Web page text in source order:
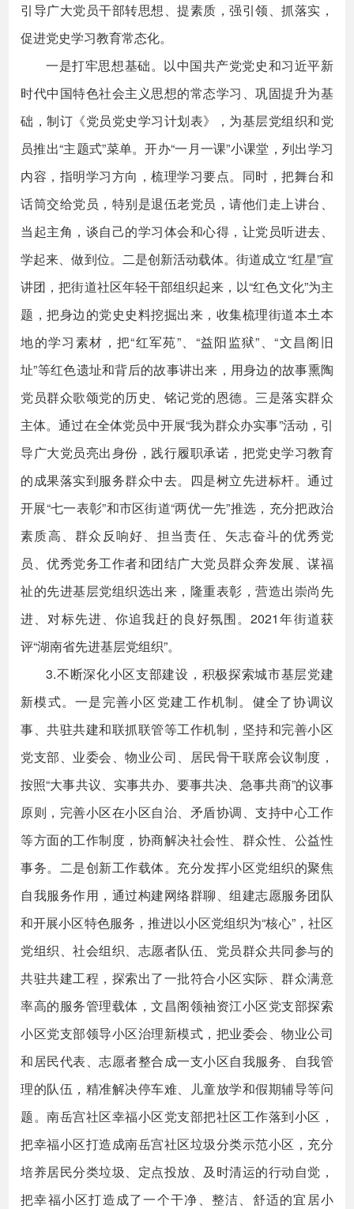
引导广大党员干部转思想、提素质，强引领、抓落实，
促进党史学习教育常态化。
一是打牢思想基础。以中国共产党党史和习近平新
时代中国特色社会主义思想的常态学习、巩固提升为基
础，制订《党员党史学习计划表》，为基层党组织和党
员推出“主题式”菜单。开办“一月一课”小课堂，列出学习
内容，指明学习方向，梳理学习要点。同时，把舞台和
话筒交给党员，特别是退伍老党员，请他们走上讲台、
当起主角，谈自己的学习体会和心得，让党员听进去、
学起来、做到位。二是创新活动载体。街道成立“红星”宣
讲团，把街道社区年轻干部组织起来，以“红色文化”为主
题，把身边的党史史料挖掘出来，收集梳理街道本土本
地的学习素材，把“红军苑”、“益阳监狱”、“文昌阁旧
址”等红色遗址和背后的故事讲出来，用身边的故事熏陶
党员群众歌颂党的历史、铭记党的恩德。三是落实群众
主体。通过在全体党员中开展“我为群众办实事”活动，引
导广大党员亮出身份，践行履职承诺，把党史学习教育
的成果落实到服务群众中去。四是树立先进标杆。通过
开展“七一表彰”和市区街道“两优一先”推选，充分把政治
素质高、群众反响好、担当责任、矢志奋斗的优秀党
员、优秀党务工作者和团结广大党员群众奔发展、谋福
祉的先进基层党组织选出来，隆重表彰，营造出崇尚先
进、对标先进、你追我赶的良好氛围。2021年街道获
评“湖南省先进基层党组织”。
3.不断深化小区支部建设，积极探索城市基层党建
新模式。一是完善小区党建工作机制。健全了协调议
事、共驻共建和联抓联管等工作机制，坚持和完善小区
党支部、业委会、物业公司、居民骨干联席会议制度，
按照“大事共议、实事共办、要事共决、急事共商”的议事
原则，完善小区在小区自治、矛盾协调、支持中心工作
等方面的工作制度，协商解决社会性、群众性、公益性
事务。二是创新工作载体。充分发挥小区党组织的聚焦
自我服务作用，通过构建网络群聊、组建志愿服务团队
和开展小区特色服务，推进以小区党组织为“核心”，社区
党组织、社会组织、志愿者队伍、党员群众共同参与的
共驻共建工程，探索出了一批符合小区实际、群众满意
率高的服务管理载体，文昌阁领袖资江小区党支部探索
小区党支部领导小区治理新模式，把业委会、物业公司
和居民代表、志愿者整合成一支小区自我服务、自我管
理的队伍，精准解决停车难、儿童放学和假期辅导等问
题。南岳宫社区幸福小区党支部把社区工作落到小区，
把幸福小区打造成南岳宫社区垃圾分类示范小区，充分
培养居民分类垃圾、定点投放、及时清运的行动自觉，
把幸福小区打造成了一个干净、整洁、舒适的宜居小